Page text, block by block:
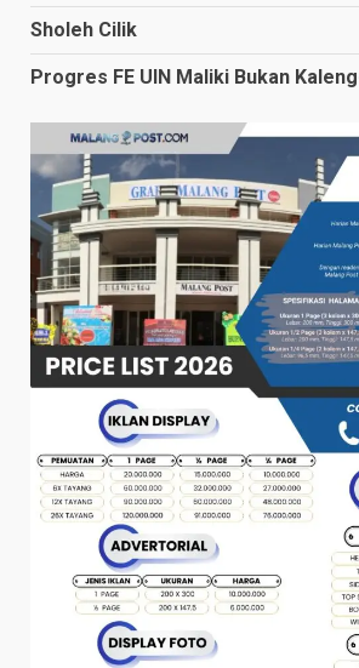
Sholeh Cilik
Progres FE UIN Maliki Bukan